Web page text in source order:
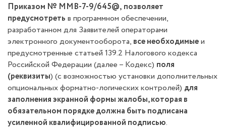
Приказом № ММВ-7-9/645@, позволяет
предусмотреть в программном обеспечении,
разработанном для Заявителей операторами
электронного документооборота, все необходимыеи
предусмотренные статьей 139.2 Налогового кодекса
Российской Федерации (далее – Кодекс) поля
(реквизиты) (с возможностью установки дополнительных
опциональных форматно-логических контролей) для
заполнения экранной формы жалобы, которая в
обязательном порядке должна быть подписана
усиленной квалифицированной подписью.